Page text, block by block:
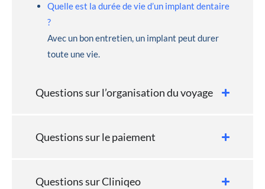
Quelle est la durée de vie d’un implant dentaire
?
Avec un bon entretien, un implant peut durer
toute une vie.
Questions sur l’organisation du voyage
Questions sur le paiement
Questions sur Cliniqeo